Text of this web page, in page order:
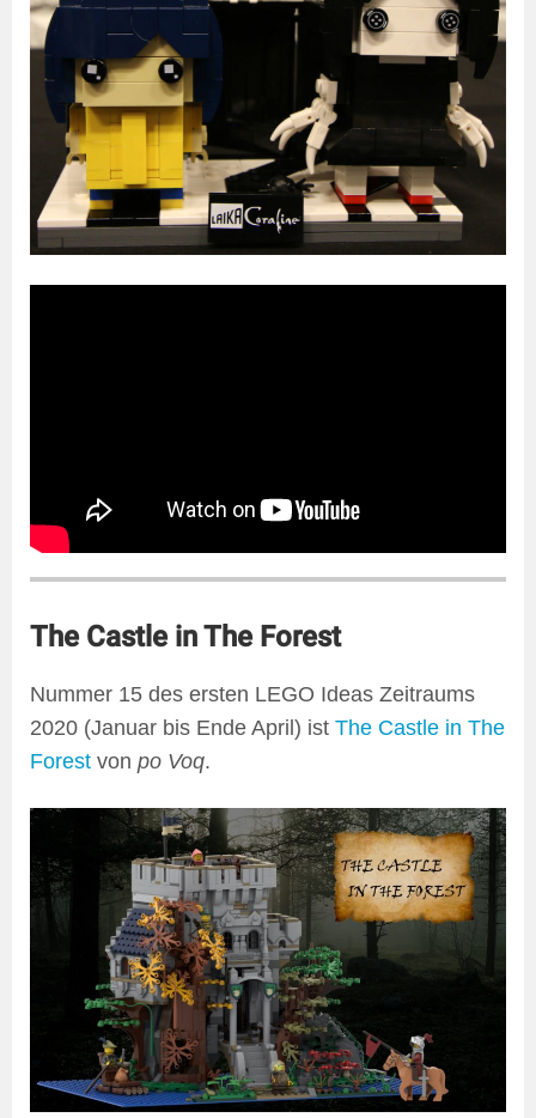
The Castle in The Forest
Nummer 15 des ersten LEGO Ideas Zeitraums
2020 (Januar bis Ende April) ist The Castle in The
Forest von po Voq.